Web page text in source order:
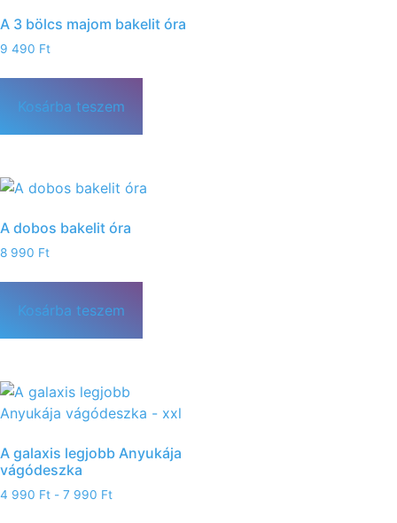
A 3 bölcs majom bakelit óra
9 490 Ft
Kosárba teszem
A dobos bakelit óra
8 990 Ft
Kosárba teszem
A galaxis legjobb Anyukája
vágódeszka
4 990 Ft - 7 990 Ft